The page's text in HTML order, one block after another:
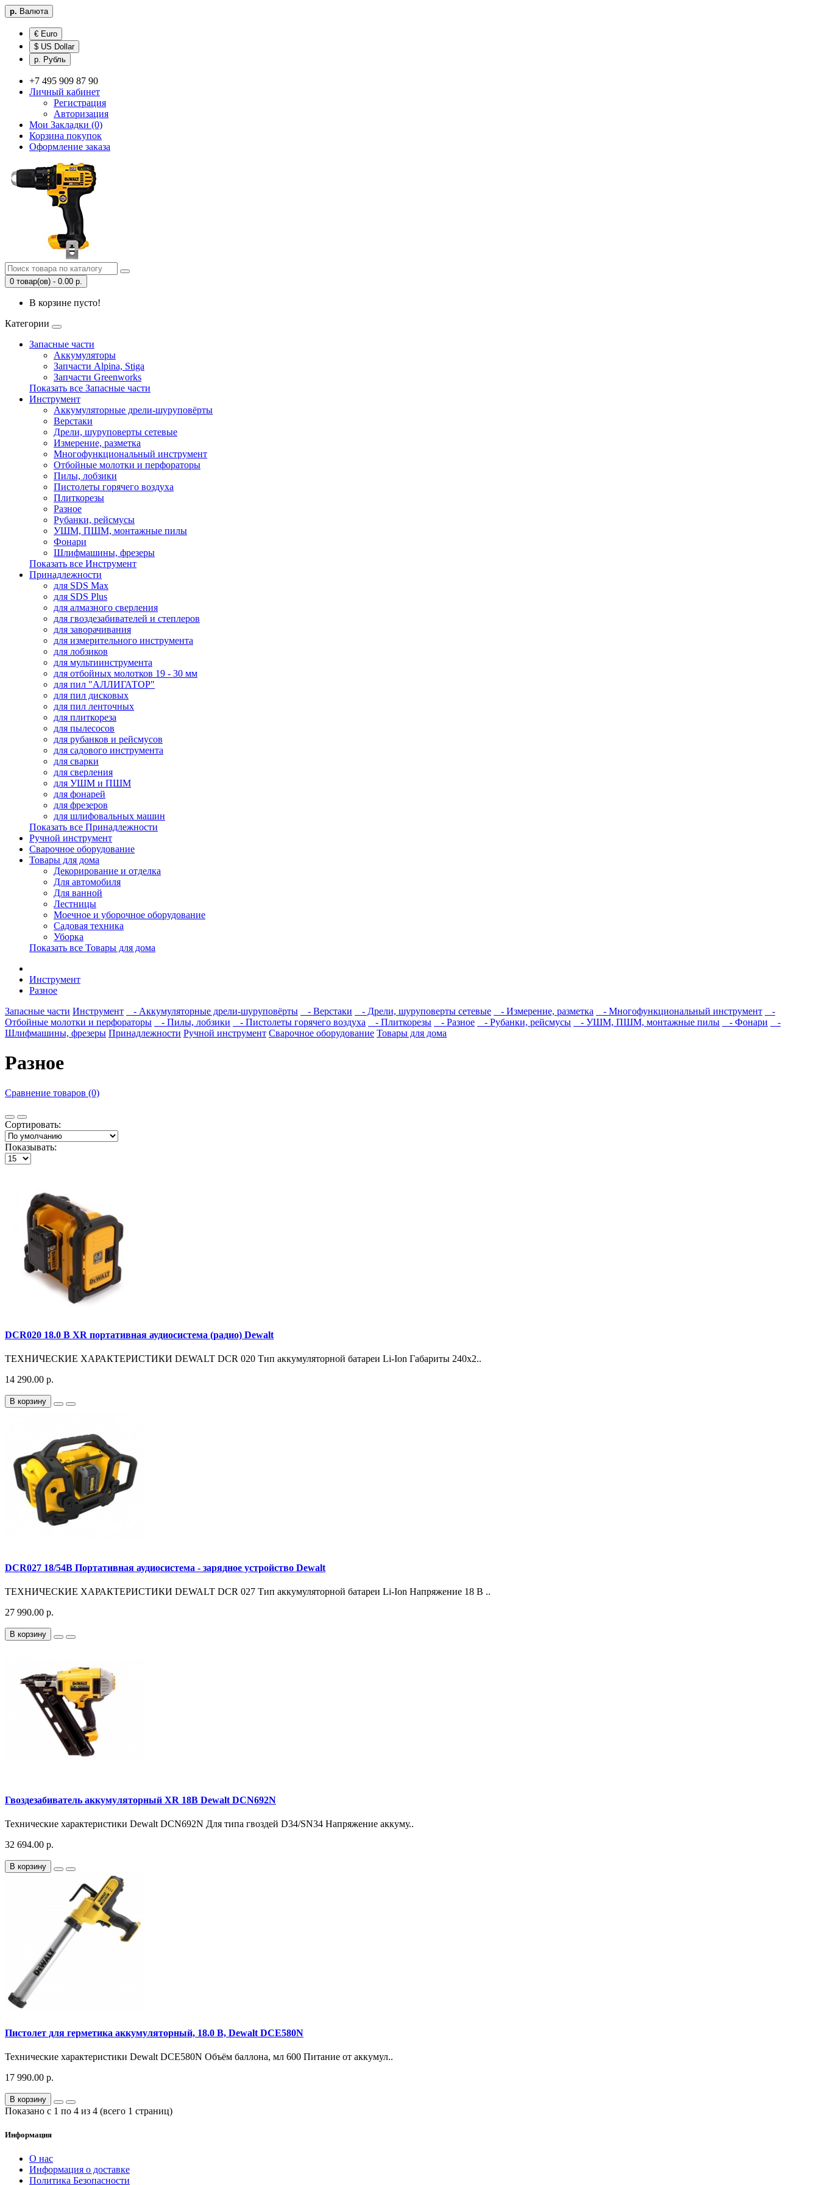
р. Валюта
€ Euro
$ US Dollar
р. Рубль
+7 495 909 87 90
Личный кабинет
Регистрация
Авторизация
Мои Закладки (0)
Корзина покупок
Оформление заказа
0 товар(ов) - 0.00 р.
В корзине пусто!
Категории
Запасные части
Аккумуляторы
Запчасти Alpina, Stiga
Запчасти Greenworks
Показать все Запасные части
Инструмент
Аккумуляторные дрели-шуруповёрты
Верстаки
Дрели, шуруповерты сетевые
Измерение, разметка
Многофункциональный инструмент
Отбойные молотки и перфораторы
Пилы, лобзики
Пистолеты горячего воздуха
Плиткорезы
Разное
Рубанки, рейсмусы
УШМ, ПШМ, монтажные пилы
Фонари
Шлифмашины, фрезеры
Показать все Инструмент
Принадлежности
для SDS Max
для SDS Plus
для алмазного сверления
для гвоздезабивателей и степлеров
для заворачивания
для измерительного инструмента
для лобзиков
для мультиинструмента
для отбойных молотков 19 - 30 мм
для пил "АЛЛИГАТОР"
для пил дисковых
для пил ленточных
для плиткореза
для пылесосов
для рубанков и рейсмусов
для садового инструмента
для сварки
для сверления
для УШМ и ПШМ
для фонарей
для фрезеров
для шлифовальных машин
Показать все Принадлежности
Ручной инструмент
Сварочное оборудование
Товары для дома
Декорирование и отделка
Для автомобиля
Для ванной
Лестницы
Моечное и уборочное оборудование
Садовая техника
Уборка
Показать все Товары для дома
Инструмент
Разное
Запасные части Инструмент - Аккумуляторные дрели-шуруповёрты - Верстаки - Дрели, шуруповерты сетевые - Измерение, разметка - Многофункциональный инструмент
-
Отбойные молотки и перфораторы
- Пилы, лобзики - Пистолеты горячего воздуха - Плиткорезы - Разное - Рубанки, рейсмусы - УШМ, ПШМ, монтажные пилы - Фонари
-
Шлифмашины, фрезеры Принадлежности Ручной инструмент Сварочное оборудование Товары для дома
Разное
Сравнение товаров (0)
Сортировать:
Показывать:
DCR020 18.0 В XR портативная аудиосистема (радио) Dewalt
ТЕХНИЧЕСКИЕ ХАРАКТЕРИСТИКИ DEWALT DCR 020 Тип аккумуляторной батареи Li-Ion Габариты 240х2..
14 290.00 р.
В корзину
DCR027 18/54В Портативная аудиосистема - зарядное устройство Dewalt
ТЕХНИЧЕСКИЕ ХАРАКТЕРИСТИКИ DEWALT DCR 027 Тип аккумуляторной батареи Li-Ion Напряжение 18 В ..
27 990.00 р.
В корзину
Гвоздезабиватель аккумуляторный XR 18В Dewalt DCN692N
Технические характеристики Dewalt DCN692N Для типа гвоздей D34/SN34 Напряжение аккуму..
32 694.00 р.
В корзину
Пистолет для герметика аккумуляторный, 18.0 В, Dewalt DCE580N
Технические характеристики Dewalt DCE580N Объём баллона, мл 600 Питание от аккумул..
17 990.00 р.
В корзину
Показано с 1 по 4 из 4 (всего 1 страниц)
Информация
О нас
Информация о доставке
Политика Безопасности